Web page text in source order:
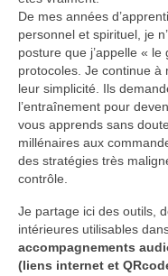
De mes années
personnel et spirituel, je
posture que j’appelle «
protocoles. Je continue à
leur simplicité. Ils
l’entraînement pour
vous apprends sans
millénaires aux
des stratégies très
contrôle.
Je partage ici des outils,
intérieures utilisables
accompagnements
(liens internet et